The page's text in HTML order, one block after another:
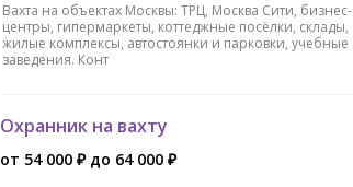
Вахта на объектах Москвы: ТРЦ, Москва Сити, бизнес-
центры, гипермаркеты, коттеджные посёлки, склады,
жилые комплексы, автостоянки и парковки, учебные
заведения. Конт
Охранник на вахту
от 54 000 ₽ до 64 000 ₽